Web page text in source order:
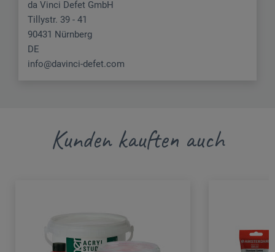
da Vinci Defet GmbH
Tillystr. 39 - 41
90431 Nürnberg
DE
info@davinci-defet.com
Kunden kauften auch